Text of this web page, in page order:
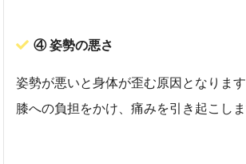
④ 姿勢の悪さ
姿勢が悪いと身体が歪む原因となりま
膝への負担をかけ、痛みを引き起こしま